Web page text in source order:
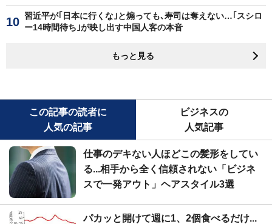
習近平が｢日本に行くな｣と煽っても､寿司は奪えない…｢スシロ
ー14時間待ち｣が映し出す中国人客の本音
もっと見る
この記事の読者に
人気の記事
ビジネスの
人気記事
仕事のデキない人ほどこの髪形をしてい
る...相手から全く信頼されない「ビジネ
スで一発アウト」ヘアスタイル3選
パカッと開けて週に1、2個食べるだけ...